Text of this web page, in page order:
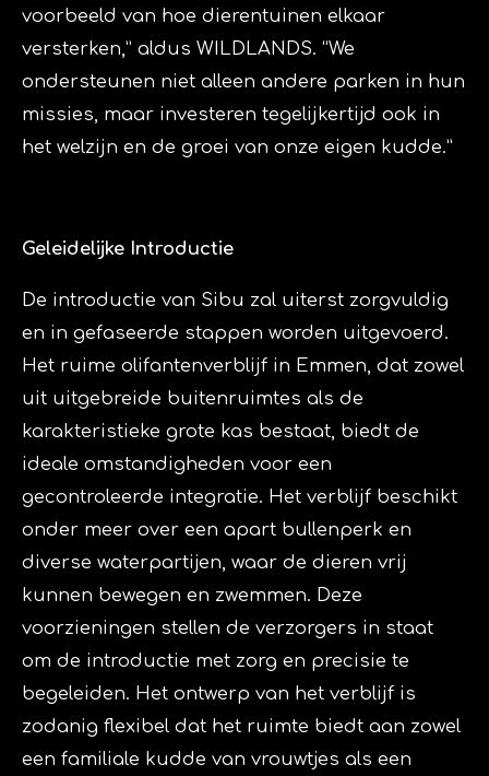
voorbeeld van hoe dierentuinen elkaar
versterken,” aldus WILDLANDS. “We
ondersteunen niet alleen andere parken in hun
missies, maar investeren tegelijkertijd ook in
het welzijn en de groei van onze eigen kudde.”
Geleidelijke Introductie
De introductie van Sibu zal uiterst zorgvuldig
en in gefaseerde stappen worden uitgevoerd.
Het ruime olifantenverblijf in Emmen, dat zowel
uit uitgebreide buitenruimtes als de
karakteristieke grote kas bestaat, biedt de
ideale omstandigheden voor een
gecontroleerde integratie. Het verblijf beschikt
onder meer over een apart bullenperk en
diverse waterpartijen, waar de dieren vrij
kunnen bewegen en zwemmen. Deze
voorzieningen stellen de verzorgers in staat
om de introductie met zorg en precisie te
begeleiden. Het ontwerp van het verblijf is
zodanig flexibel dat het ruimte biedt aan zowel
een familiale kudde van vrouwtjes als een